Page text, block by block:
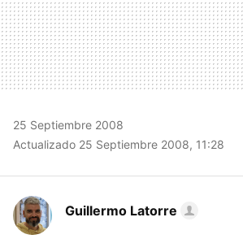
25 Septiembre 2008
Actualizado 25 Septiembre 2008, 11:28
Guillermo Latorre